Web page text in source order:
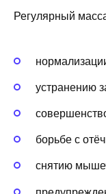
Регулярный
устранению
борьбе с
снятию